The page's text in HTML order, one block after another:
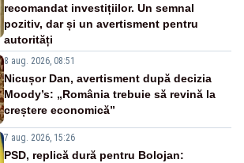
recomandat investițiilor. Un semnal
pozitiv, dar și un avertisment pentru
autorități
8 aug. 2026, 08:51
Nicușor Dan, avertisment după decizia
Moody’s: „România trebuie să revină la
creștere economică”
7 aug. 2026, 15:26
PSD, replică dură pentru Bolojan: